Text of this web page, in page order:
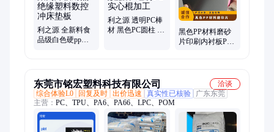
利之源 全新料食
品级白色硬pp板
利之源 透明PC棒
材 黑色PC圆柱 抗
黑色PP材料磨砂
片印刷内衬板PP
东莞市铭宏塑料科技有限公司
洽谈
综合体验L0
回复及时 出价迅速 真实性已核验
广东东莞
主营： PC、TPU、PA6、PA66、LPC、POM